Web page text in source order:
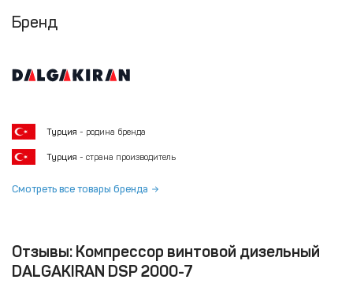
Бренд
Турция - родина бренда
Турция - страна производитель
Смотреть все товары бренда
Отзывы: Компрессор винтовой дизельный
DALGAKIRAN DSP 2000-7